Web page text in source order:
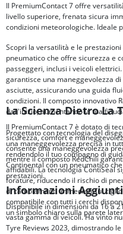
Il PremiumContact 7 offre
livello superiore, frenata sicura
condizioni meteorologiche. Ideale
Scopri la versatilità e le
pneumatico che offre sicurezza e
passeggeri, inclusi i veicoli
garantisce una maneggevolezza
asciutte, assicurando una guida
condizioni. Il composto innovativo
dall'inizio, aumentando la tua
Progettato con tecnologia del
una maneggevolezza precisa in
rendendolo il tuo compagno di
Continental con un pneumatico
prestazioni.
La Scienza Dietro La
Il PremiumContact 7 è dotato di
sicurezza, comfort e
consente una maneggevolezza
mentre il composto RedChili
affidabili. La tecnologia ContiSeal
forature, riducendo il rischio di
di cambiamenti immediati sul
compatibile con tutti i cerchi
un simbolo chiaro sulla parete
Informazioni
Disponibile in dimensioni da 16 a
vasta gamma di veicoli. Ha vinto
Tyre Reviews 2023, dimostrando